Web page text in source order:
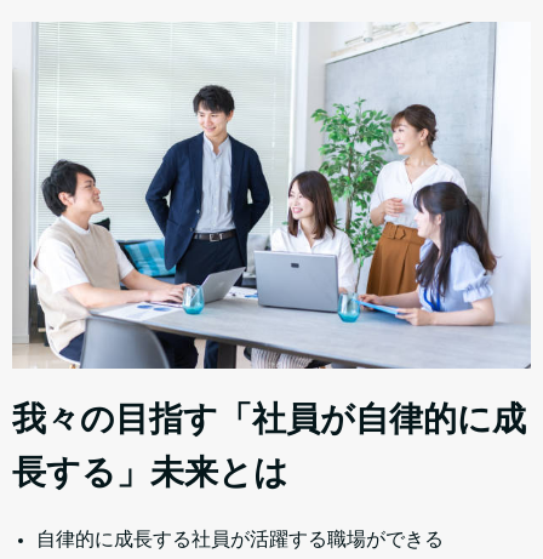
我々の目指す「社員が自律的に成
長する」未来とは
自律的に成長する社員が活躍する職場ができる